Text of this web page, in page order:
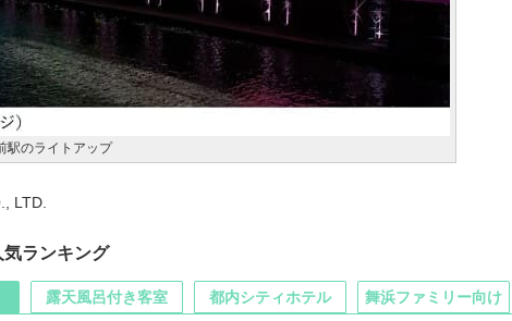
駅のライトアップ
LTD.
ランキング
露天風呂付き客室 都内シティホテル 舞浜ファミリー向け